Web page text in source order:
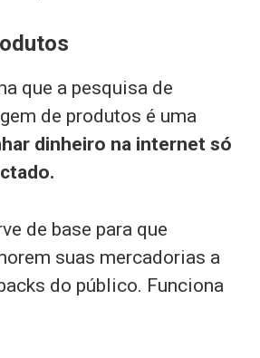
que a pesquisa de
de produtos é uma
dinheiro na internet só
de base para que
suas mercadorias a
do público. Funciona